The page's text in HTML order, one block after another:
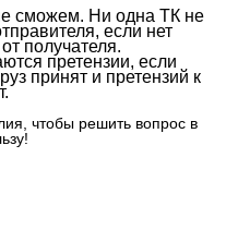
сможем. Ни одна ТК не
если нет
получателя.
претензии, если
принят и претензий к
чтобы решить вопрос в